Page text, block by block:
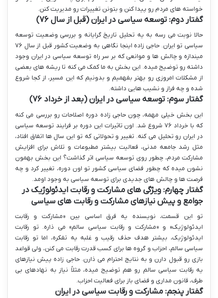
خواسته های مردم رو پیدا کنن و بتونن تغییرات رو مدیریت کنن.
گفتار دوم: توسعه سیاسی در ایران (قبل از سال ۷۶)
حالا نوبت می رسه به یه تحلیل تاریخ گرایانه و بررسی وضعیت توسعه
سیاسی تو ایران. حاجی زاده اینجا نگاهی به وضعیت کشور قبل از سال ۷۶
میندازه و چالش ها و موانعی که بر سر راه توسعه سیاسی در ایران وجود
داشته رو توضیح میده. این بخش به ما کمک می کنه تا ریشه های بعضی
از مشکلات امروزی رو بهتر بفهمیم و بدونیم که این مسیر، از کجا شروع
شده و چه فراز و نشیب هایی داشته.
گفتار سوم: توسعه سیاسی در ایران (بعد از خرداد ۷۶)
این بخش خیلی مهمه، چون حاجی زاده دوره اصلاحات رو بررسی می کنه
که با خرداد ۷۶ شروع شد. اون تاثیرات این دوره بر فرایند توسعه سیاسی
در ایران رو تحلیل می کنه. تغییر و تحولاتی که تو این سال ها اتفاق افتاد،
مثل رشد جامعه مدنی، فعالیت بیشتر مطبوعات و تلاش برای افزایش
مشارکت مردم، چطور روی توسعه سیاسی اثر گذاشت؟ این بخش بهمون
نشون میده که چطور فضای سیاسی کشور تو اون دوره، تغییر کرد و چه
فرصت ها و چالش های جدیدی برای توسعه سیاسی به وجود اومد.
گفتار چهارم: ویژگی های مشارکت و رقابت ایدئولوژیک در
جوامع و پیش نیازهای مشارکت و رقابت های سیاسی
تو این قسمت، نویسنده یه فرق اساسی بین «مشارکت و رقابت
ایدئولوژیک» و «مشارکت و رقابت سیاسی سالم» می ذاره. تو رقابت
ایدئولوژیک، بیشتر هدف حذف رقیب و غلبه یه تفکره، اما تو رقابت
سیاسی سالم، احزاب و گروه ها برای کسب قدرت رقابت می کنن، ولی قواعد
بازی رو قبول دارن و به نتایج احترام می ذارن. حاجی زاده پیش نیازهای
یه رقابت سیاسی سالم رو هم توضیح میده، مثلاً نیاز به نهادهای بی
طرف، قانون مداری و فضای باز برای فعالیت احزاب.
گفتار پنجم: مشارکت و رقابت سیاسی در ایران